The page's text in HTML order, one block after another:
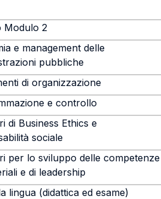
Modulo 2
e management delle
pubbliche
di organizzazione
e controllo
di Business Ethics e
sociale
per lo sviluppo delle competenze
e di leadership
lingua (didattica ed esame)